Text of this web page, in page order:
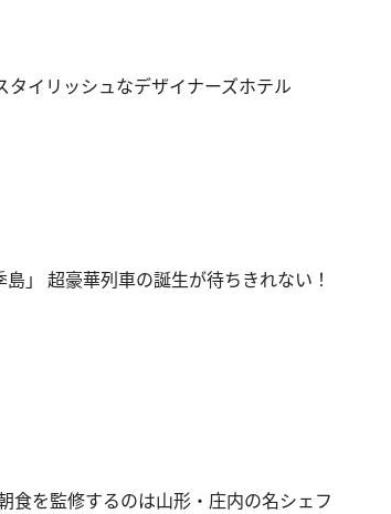
イリッシュなデザイナーズホテル
」 超豪華列車の誕生が待ちきれない！
食を監修するのは山形・庄内の名シェフ